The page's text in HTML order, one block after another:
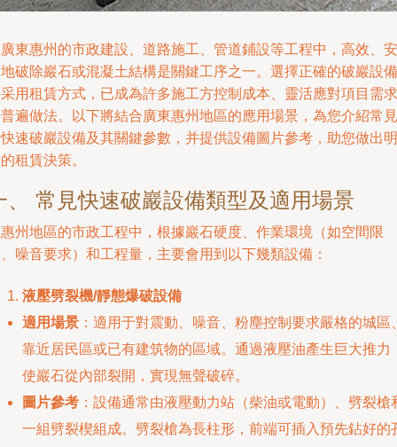
東惠州的市政建設、道路施工、管道鋪設等工程中，高效、安
破除巖石或混凝土結構是關鍵工序之一。選擇正確的破巖設備
用租賃方式，已成為許多施工方控制成本、靈活應對項目需求
遍做法。以下將結合廣東惠州地區的應用場景，為您介紹常見
速破巖設備及其關鍵參數，并提供設備圖片參考，助您做出明
租賃決策。
、 常見快速破巖設備類型及適用場景
州地區的市政工程中，根據巖石硬度、作業環境（如空間限
噪音要求）和工程量，主要會用到以下幾類設備：
液壓劈裂機/靜態爆破設備
適用場景 ：適用于對震動、噪音、粉塵控制要求嚴格的城區
靠近居民區或已有建筑物的區域。通過液壓油產生巨大推力
使巖石從內部裂開，實現無聲破碎。
圖片參考 ：設備通常由液壓動力站（柴油或電動）、劈裂槍
一組劈裂楔組成。劈裂槍為長柱形，前端可插入預先鉆好的